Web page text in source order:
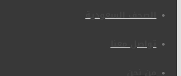
الصحف السعودية
تواصل معنا
من نحن